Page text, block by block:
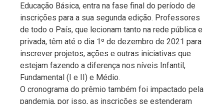
Educação Básica, entra na fase final do período de
inscrições para a sua segunda edição. Professores
de todo o País, que lecionam tanto na rede pública e
privada, têm até o dia 1º de dezembro de 2021 para
inscrever projetos, ações e outras iniciativas que
estejam fazendo a diferença nos níveis Infantil,
Fundamental (I e II) e Médio.
O cronograma do prêmio também foi impactado pela
pandemia, por isso, as inscrições se estenderam